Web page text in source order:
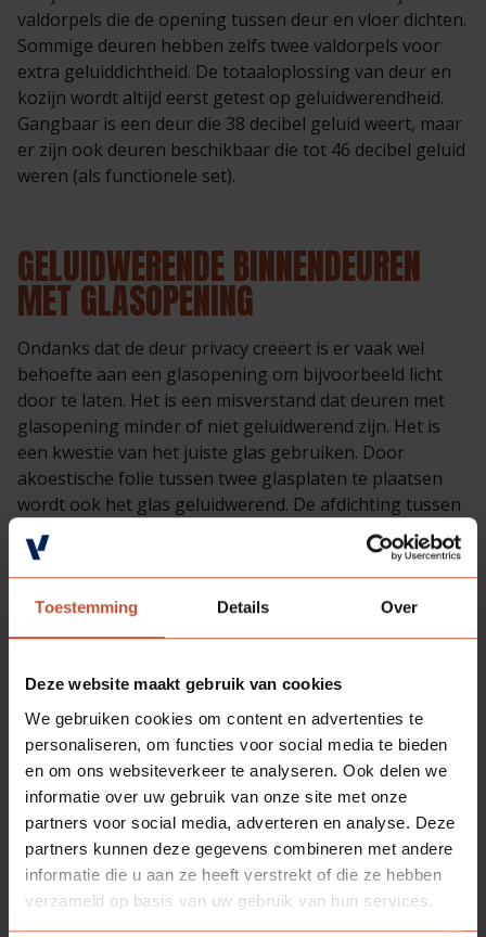
Toestemming Details Over
Deze website maakt gebruik van cookies
We gebruiken cookies om content en advertenties te
personaliseren, om functies voor social media te bieden
en om ons websiteverkeer te analyseren. Ook delen we
informatie over uw gebruik van onze site met onze
partners voor social media, adverteren en analyse. Deze
partners kunnen deze gegevens combineren met andere
informatie die u aan ze heeft verstrekt of die ze hebben
verzameld op basis van uw gebruik van hun services.
valdorpels die de opening tussen deur en vloer dichten.
Sommige deuren hebben zelfs twee valdorpels voor
extra geluiddichtheid. De totaaloplossing van deur en
kozijn wordt altijd eerst getest op geluidwerendheid.
Gangbaar is een deur die 38 decibel geluid weert, maar
er zijn ook deuren beschikbaar die tot 46 decibel geluid
weren (als functionele set).
GELUIDWERENDE BINNENDEUREN
MET GLASOPENING
Ondanks dat de deur privacy creëert is er vaak wel
behoefte aan een glasopening om bijvoorbeeld licht
door te laten. Het is een misverstand dat deuren met
glasopening minder of niet geluidwerend zijn. Het is
een kwestie van het juiste glas gebruiken. Door
akoestische folie tussen twee glasplaten te plaatsen
wordt ook het glas geluidwerend. De afdichting tussen
glas en deur moet dan wel weer naadloos zijn. Om toch
weer een stukje extra privacy te creëren kun je kiezen
voor een matte folie of verstelbarejaloezieënin het
glas.
COMBINATIE GELUID- EN
BRANDWERENDE BINNENDEUREN
Waar geluidwerendheid vaak een keuze is, is
brandwerendheid van deuren een vereiste in de
utiliteitsbouw. Hoewel brand- en geluidwerendheid
constructie technisch tegenstrijdig zijn, zijn deze twee
belangrijke technische eigenschappen goed te
combineren inéén binnendeur. Als eerste in de EU